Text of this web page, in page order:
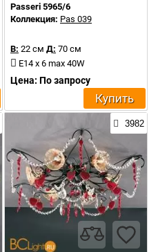
Passeri 5965/6
Коллекция: Pas 039
В: 22 см Д: 70 см
E14 x 6 max 40W
Цена: По запросу
Купить
3982